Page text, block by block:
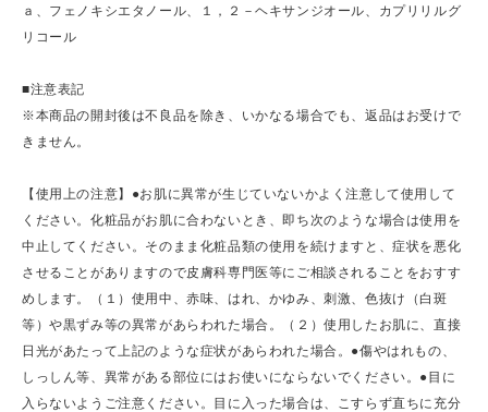
ａ、フェノキシエタノール、１，２－ヘキサンジオール、カプリリルグ
リコール
■注意表記
※本商品の開封後は不良品を除き、いかなる場合でも、返品はお受けで
きません。
【使用上の注意】●お肌に異常が生じていないかよく注意して使用して
ください。化粧品がお肌に合わないとき、即ち次のような場合は使用を
中止してください。そのまま化粧品類の使用を続けますと、症状を悪化
させることがありますので皮膚科専門医等にご相談されることをおすす
めします。（１）使用中、赤味、はれ、かゆみ、刺激、色抜け（白斑
等）や黒ずみ等の異常があらわれた場合。（２）使用したお肌に、直接
日光があたって上記のような症状があらわれた場合。●傷やはれもの、
しっしん等、異常がある部位にはお使いにならないでください。●目に
入らないようご注意ください。目に入った場合は、こすらず直ちに充分